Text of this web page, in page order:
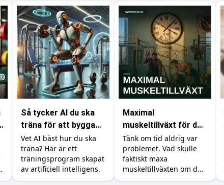
Så tycker AI du ska
träna för att bygga
muskler
Vet AI bäst hur du ska
träna? Här är ett
träningsprogram skapat
av artificiell intelligens.
Maximal
muskeltillväxt för den
med obegränsad tid
Tänk om tid aldrig var
problemet. Vad skulle
faktiskt maxa
muskeltillväxten om du
kunde träna, äta och